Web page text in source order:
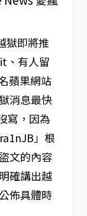
獄即將推
、有人留
蘋果網站
消息最快
寫，因為
」根
文的內容
確講出越
佈具體時